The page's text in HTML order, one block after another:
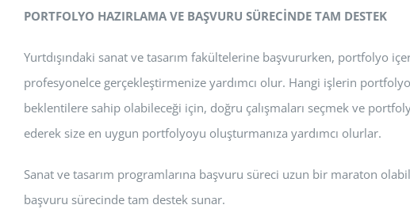
PORTFOLYO HAZIRLAMA VE BAŞVURU SÜRECİNDE TAM DESTEK
Yurtdışındaki sanat ve tasarım fakültelerine başvururken, portfolyo
profesyonelce gerçekleştirmenize yardımcı olur. Hangi işlerin
beklentilere sahip olabileceği için, doğru çalışmaları seçmek ve
ederek size en uygun portfolyoyu oluşturmanıza yardımcı olurlar.
Sanat ve tasarım programlarına başvuru süreci uzun bir maraton
başvuru sürecinde tam destek sunar.